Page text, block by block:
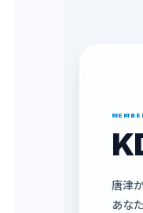
唐津
あな